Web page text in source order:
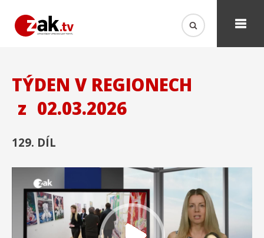
TÝDEN V REGIONECH
z 02.03.2026
129. DÍL